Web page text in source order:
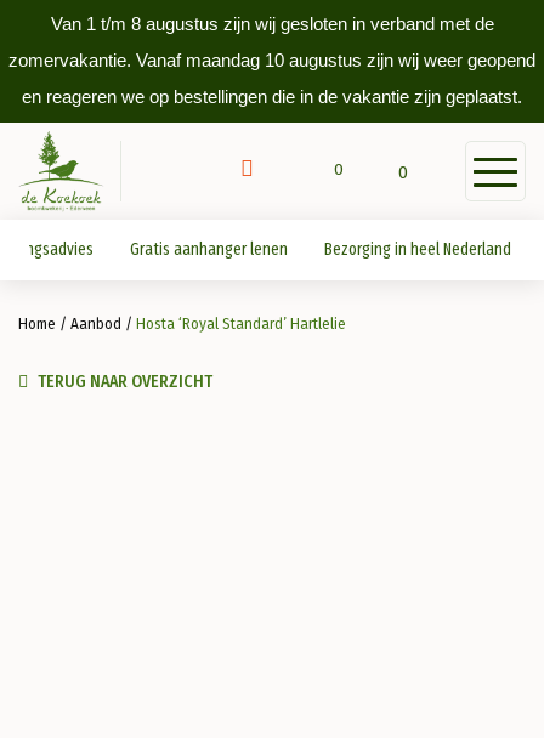
Van 1 t/m 8 augustus zijn wij gesloten in verband met de
zomervakantie. Vanaf maandag 10 augustus zijn wij weer geopend
en reageren we op bestellingen die in de vakantie zijn geplaatst.
0
0
Gratis aanhanger lenen Bezorging in heel Nederland
Home / Aanbod / Hosta ‘Royal Standard’ Hartlelie
TERUG NAAR OVERZICHT